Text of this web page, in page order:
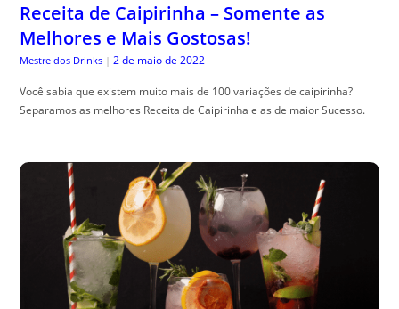
Receita de Caipirinha – Somente as
Melhores e Mais Gostosas!
Mestre dos Drinks | 2 de maio de 2022
Você sabia que existem muito mais de 100 variações de caipirinha?
Separamos as melhores Receita de Caipirinha e as de maior Sucesso.